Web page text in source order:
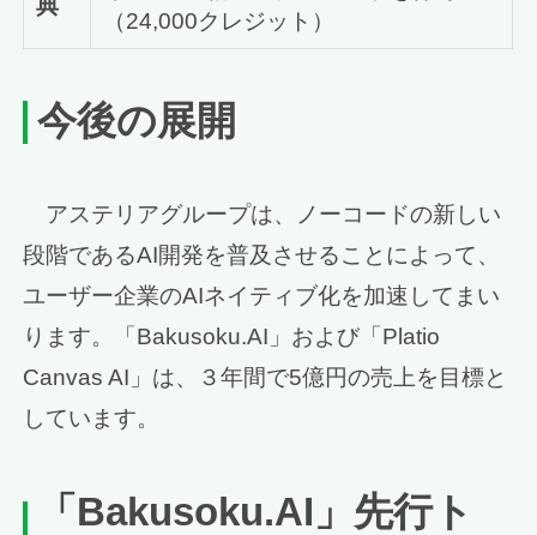
典
（24,000クレジット）
今後の展開
アステリアグループは、ノーコードの新しい
段階であるAI開発を普及させることによって、
ユーザー企業のAIネイティブ化を加速してまい
ります。「Bakusoku.AI」および「Platio
Canvas AI」は、３年間で5億円の売上を目標と
しています。
「 Bakusoku.AI 」 先行ト